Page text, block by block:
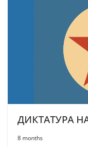
ДИКТАТУРА
8 months